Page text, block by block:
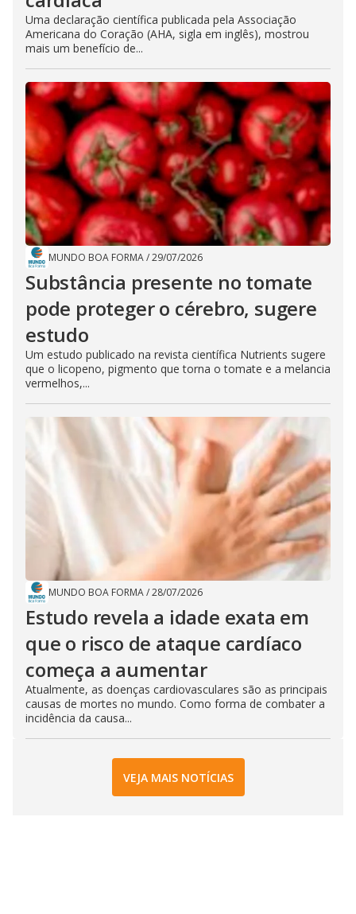
Uma declaração científica publicada pela Associação
Americana do Coração (AHA, sigla em inglês), mostrou
mais um benefício de...
MUNDO BOA FORMA/29/07/2026
Substância presente no tomate
pode proteger o cérebro, sugere
estudo
Um estudo publicado na revista científica Nutrients sugere
que o licopeno, pigmento que torna o tomate e a melancia
vermelhos,...
MUNDO BOA FORMA/28/07/2026
Estudo revela a idade exata em
que o risco de ataque cardíaco
começa a aumentar
Atualmente, as doenças cardiovasculares são as principais
causas de mortes no mundo. Como forma de combater a
incidência da causa...
VEJA MAIS NOTÍCIAS